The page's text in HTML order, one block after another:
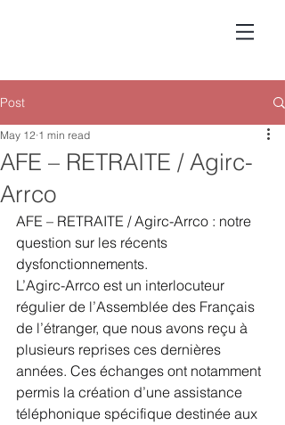
Post
AFE – RETRAITE / Agirc-
Arrco
May 12 1 min read
AFE – RETRAITE / Agirc-Arrco : notre
question sur les récents
dysfonctionnements.
L’Agirc-Arrco est un interlocuteur
régulier de l’Assemblée des Français
de l’étranger, que nous avons reçu à
plusieurs reprises ces dernières
années. Ces échanges ont notamment
permis la création d’une assistance
téléphonique spécifique destinée aux